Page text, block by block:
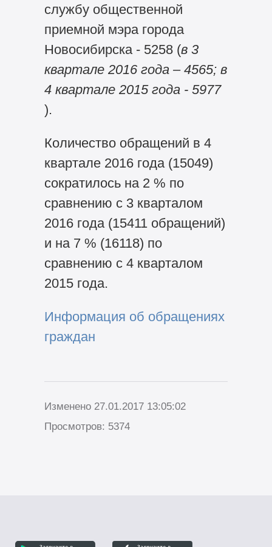
службу общественной
приемной мэра города
Новосибирска - 5258 (в 3
квартале2016 года – 4565; в
4 квартале 2015 года - 5977
).
Количество обращений в 4
квартале 2016 года (15049)
сократилось на 2 % по
сравнению с 3 кварталом
2016 года (15411 обращений)
и на 7 % (16118) по
сравнению с 4 кварталом
2015 года.
Информация об обращениях
граждан
Изменено 27.01.2017 13:05:02
Просмотров: 5374